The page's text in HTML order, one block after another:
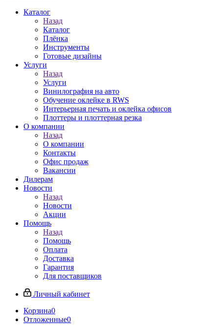
Каталог
Назад
Каталог
Плёнка
Инструменты
Готовые дизайны
Услуги
Назад
Услуги
Винилография на авто
Обучение оклейке в RWS
Интерьерная печать и оклейка офисов
Плоттеры и плоттерная резка
О компании
Назад
О компании
Контакты
Офис продаж
Вакансии
Дилерам
Новости
Назад
Новости
Акции
Помощь
Назад
Помощь
Оплата
Доставка
Гарантия
Для поставщиков
Личный кабинет
Корзина0
Отложенные0